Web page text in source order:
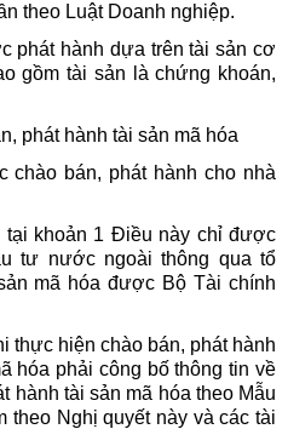
theo Luật Doanh nghiệp.
phát hành dựa trên tài sản cơ
gồm tài sản là chứng khoán,
phát hành tài sản mã hóa
chào bán, phát hành cho nhà
tại khoản 1 Điều này chỉ được
tư nước ngoài thông qua tổ
mã hóa được Bộ Tài chính
thực hiện chào bán, phát hành
hóa phải công bố thông tin về
hành tài sản mã hóa theo Mẫu
theo Nghị quyết này và các tài